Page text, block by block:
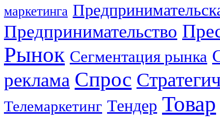
маркетинга
Предпринимательство
Рынок Сегментация рынка
реклама Спрос
Телемаркетинг Тендер Товар